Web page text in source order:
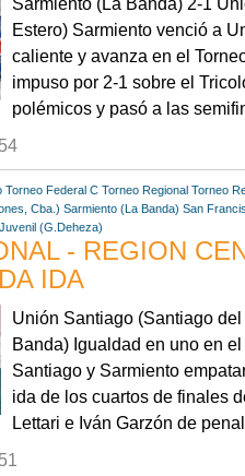
Estero) Sarmiento venció a
caliente y avanza en el
impuso por 2-1 sobre el
polémicos y pasó a las
Torneo Federal C Torneo Regional Torneo
Cba.) Sarmiento (La Banda) San
(G.Deheza)
- REGION
IDA
Unión Santiago (Santiago
Banda) Igualdad en uno en
Santiago y Sarmiento
ida de los cuartos de finales
Lettari e Iván Garzón de